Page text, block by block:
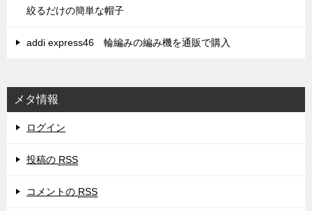
絞るだけの簡単な帽子
addi express46 輪編みの編み機を通販で購入
メタ情報
ログイン
投稿の RSS
コメントの RSS